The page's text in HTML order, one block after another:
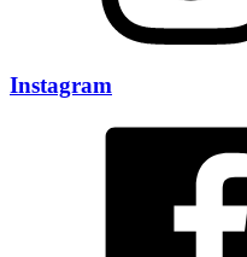
Instagram